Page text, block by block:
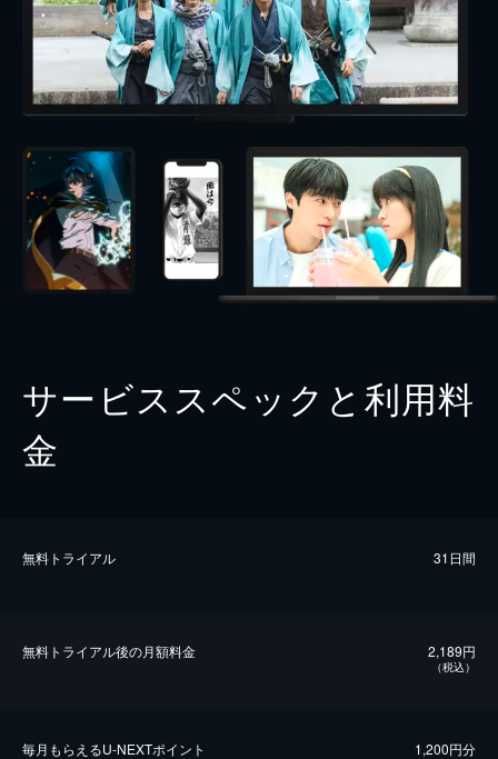
サービススペックと利用料
金
無料トライアル 31日間
無料トライアル後の⽉額料金 2,189円
（税込）
毎⽉もらえるU-NEXTポイント 1,200円分